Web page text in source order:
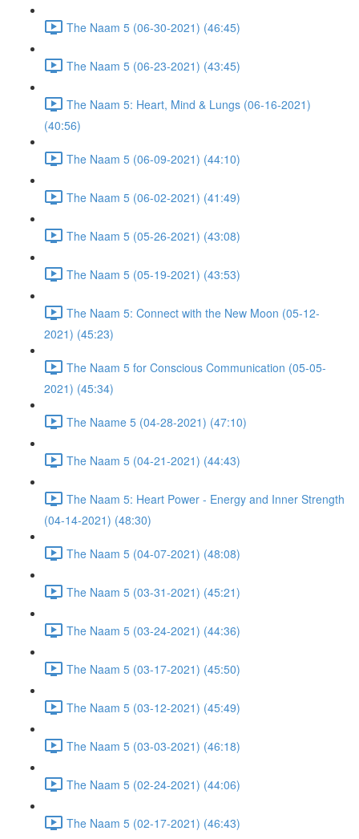
The Naam 5 (06-30-2021) (46:45)
The Naam 5 (06-23-2021) (43:45)
The Naam 5: Heart, Mind & Lungs (06-16-2021)
(40:56)
The Naam 5 (06-09-2021) (44:10)
The Naam 5 (06-02-2021) (41:49)
The Naam 5 (05-26-2021) (43:08)
The Naam 5 (05-19-2021) (43:53)
The Naam 5: Connect with the New Moon (05-12-
2021) (45:23)
The Naam 5 for Conscious Communication (05-05-
2021) (45:34)
The Naame 5 (04-28-2021) (47:10)
The Naam 5 (04-21-2021) (44:43)
The Naam 5: Heart Power - Energy and Inner Strength
(04-14-2021) (48:30)
The Naam 5 (04-07-2021) (48:08)
The Naam 5 (03-31-2021) (45:21)
The Naam 5 (03-24-2021) (44:36)
The Naam 5 (03-17-2021) (45:50)
The Naam 5 (03-12-2021) (45:49)
The Naam 5 (03-03-2021) (46:18)
The Naam 5 (02-24-2021) (44:06)
The Naam 5 (02-17-2021) (46:43)